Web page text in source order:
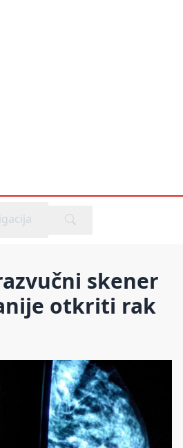
skener
otkriti rak